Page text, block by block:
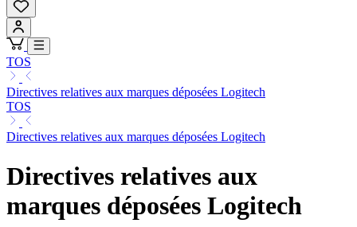
TOS
Directives relatives aux marques déposées Logitech
TOS
Directives relatives aux marques déposées Logitech
Directives relatives aux
marques déposées Logitech